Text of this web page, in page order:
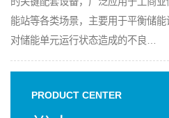
能站等各类场景，主要用于平衡储
对储能单元运行状态造成的不良…
PRODUCT CENTER